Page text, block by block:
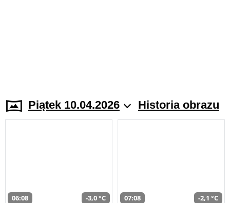
Piątek 10.04.2026 Historia obrazu
06:08 -3,0 °C 07:08 -2,1 °C